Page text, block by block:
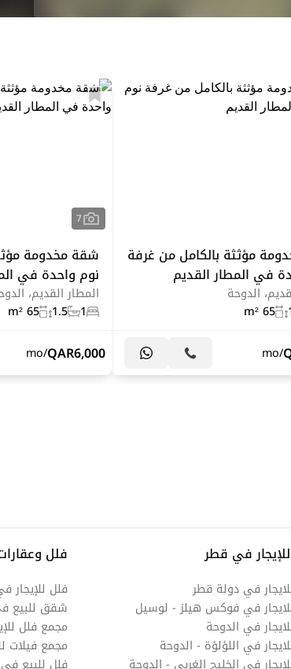
مؤثثة بالكامل من غرفة
في المطار القديم
الدوحة
65 m²
/mo
7
شقة مخدومة
نوم واحدة في
المطار القديم،
1
1.5
65 m²
6,000
QAR
/mo
في قطر
في دولة قطر
في فوكس هيلز - لوسيل
في الدوحة
في اللؤلؤة - الدوحة
في الخليج الغربي - الدوحة
فلل
فلل للإيجار
شقق للبيع
مجمع فلل
مجمع فيلات
فلل للبيع